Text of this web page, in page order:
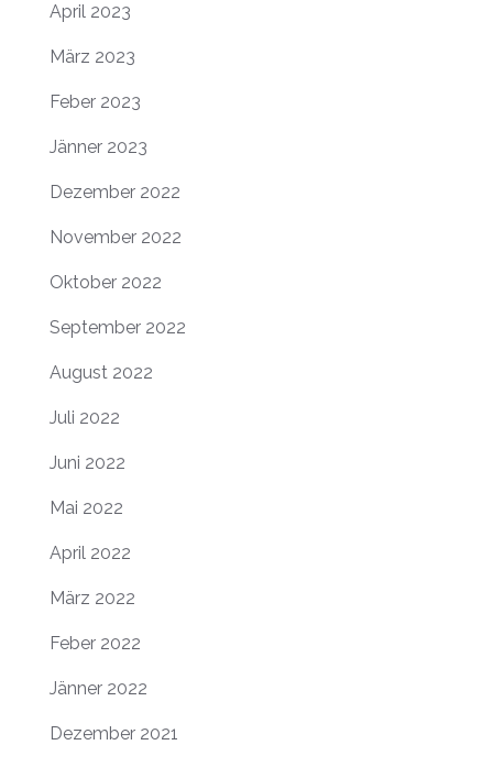
April 2023
März 2023
Feber 2023
Jänner 2023
Dezember 2022
November 2022
Oktober 2022
September 2022
August 2022
Juli 2022
Juni 2022
Mai 2022
April 2022
März 2022
Feber 2022
Jänner 2022
Dezember 2021